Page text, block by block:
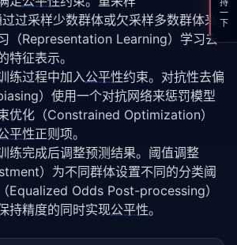
过采样少数群体或欠采样多数群体来
（Representation Learning）学习去
特征表示。
练过程中加入公平性约束。对抗性去偏
）使用一个对抗网络来惩罚模型
优化（Constrained Optimization）
平性正则项。
练完成后调整预测结果。阈值调整
）为不同群体设置不同的分类阈
Equalized Odds Post-processing）
持精度的同时实现公平性。